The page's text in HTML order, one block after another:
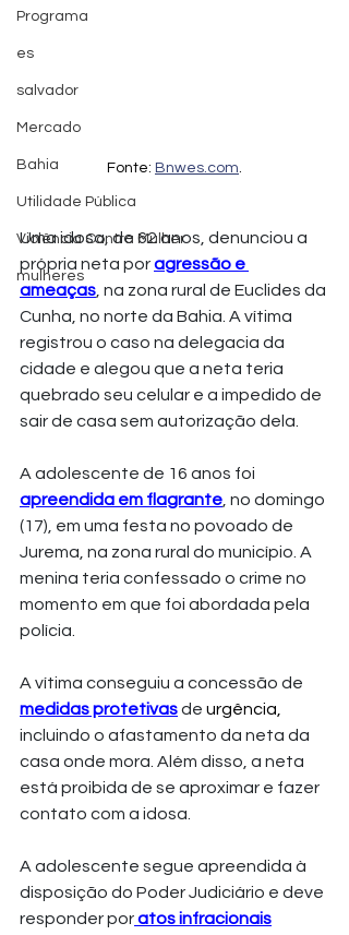
Programa
es
salvador
Mercado
Bahia
Utilidade Pública
Violência Contra Mulher
mulheres
Fonte: Bnwes.com.
Uma idosa, de 62 anos, denunciou a
própria neta por agressão e
ameaças, na zona rural de Euclides da
Cunha, no norte da Bahia. A vítima
registrou o caso na delegacia da
cidade e alegou que a neta teria
quebrado seu celular e a impedido de
sair de casa sem autorização dela.
A adolescente de 16 anos foi
apreendida em flagrante, no domingo
(17), em uma festa no povoado de
Jurema, na zona rural do município. A
menina teria confessado o crime no
momento em que foi abordada pela
polícia.
A vítima conseguiu a concessão de
medidas protetivas de urgência,
incluindo o afastamento da neta da
casa onde mora. Além disso, a neta
está proibida de se aproximar e fazer
contato com a idosa.
A adolescente segue apreendida à
disposição do Poder Judiciário e deve
responder por atos infracionais